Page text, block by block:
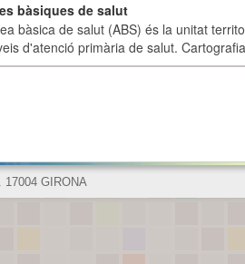
bàsiques de salut
bàsica de salut (ABS) és la unitat
d'atenció primària de salut. Cartografia
17004 GIRONA